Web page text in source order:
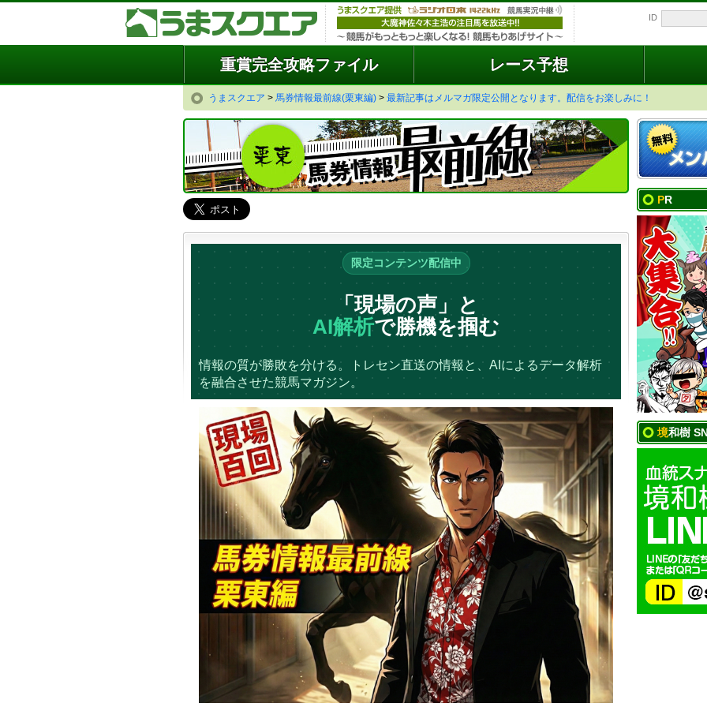
ID
重賞完全攻略ファイル レース予想
うまスクエア > 馬券情報最前線(栗東編) > 最新記事はメルマガ限定公開となります。配信をお楽しみに！
限定コンテンツ配信中
「現場の声」と
AI解析で勝機を掴む
情報の質が勝敗を分ける。トレセン直送の情報と、AIによるデータ解析
を融合させた競馬マガジン。
PR
境和樹